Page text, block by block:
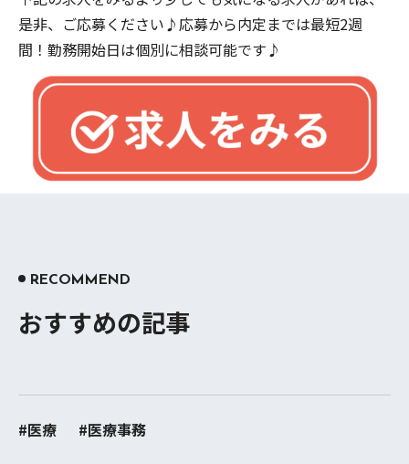
是非、ご応募ください♪​​​​​​応募から内定までは最短2週
間！勤務開始日は個別に相談可能です♪
RECOMMEND
おすすめの記事
#医療 #医療事務